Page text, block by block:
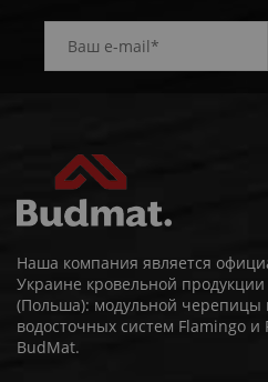
Наша компания является
Украине кровельной
(Польша): модульной черепицы
водосточных систем Flamingo
BudMat.